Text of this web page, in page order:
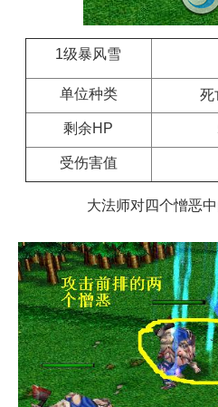
1级暴风雪
单位种类 死
剩余HP
受伤害值
大法师对四个憎恶